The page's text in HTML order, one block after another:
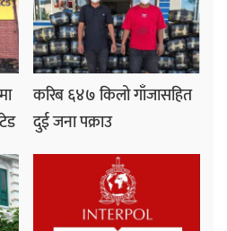
करिब ६४७ किलो गाँजासहित
दुई जना पक्राउ